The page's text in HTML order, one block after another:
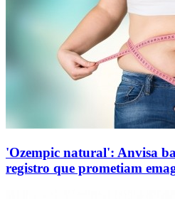
'Ozempic natural': Anvisa
registro que prometiam